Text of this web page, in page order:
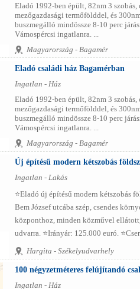
Eladó 1992-ben épült, 82nm 3
mezőgazdasági termőfölddel, és
buszmegálló mindössze 8-10 perc
Vámospércsi ingatlanra. ...
Magyarország - Bagamér
Eladó családi ház Bagamérban
Ingatlan - Ház
Eladó 1992-ben épült, 82nm 3
mezőgazdasági termőfölddel, és
buszmegálló mindössze 8-10 perc
Vámospércsi ingatlanra. ...
Magyarország - Bagamér
Új építésű modern kétszobás
Ingatlan - Lakás
⭐️Eladó új építésű modern kétszobás
Bem József utcába szép, csendes
központhoz, minden közművel
udvarra. ⭐️Irányár: 125.000 euró.
Hargita - Székelyudvarhely
100 négyzetméteres felújítandó
Ingatlan - Ház